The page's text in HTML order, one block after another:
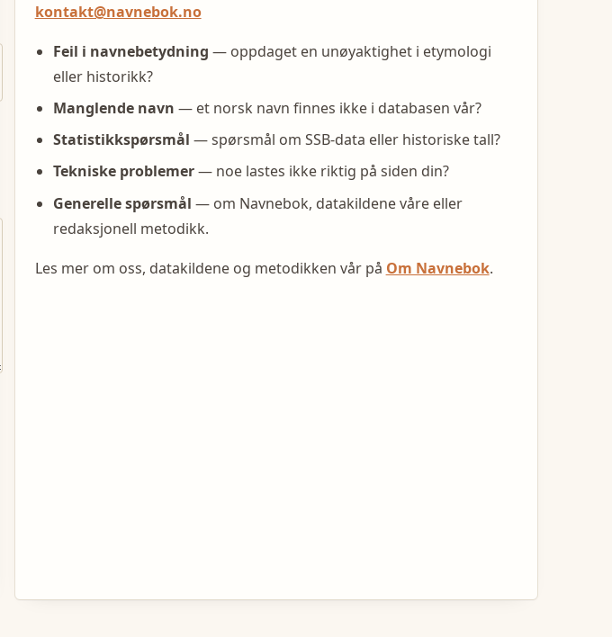
kontakt@navnebok.no
Feil i navnebetydning — oppdaget en unøyaktighet i etymologi
eller historikk?
Manglende navn — et norsk navn finnes ikke i databasen vår?
Statistikkspørsmål — spørsmål om SSB-data eller historiske tall?
Tekniske problemer— noe lastes ikke riktig på siden din?
Generelle spørsmål — om Navnebok, datakildene våre eller
redaksjonell metodikk.
Les mer om oss, datakildene og metodikken vår på Om Navnebok.